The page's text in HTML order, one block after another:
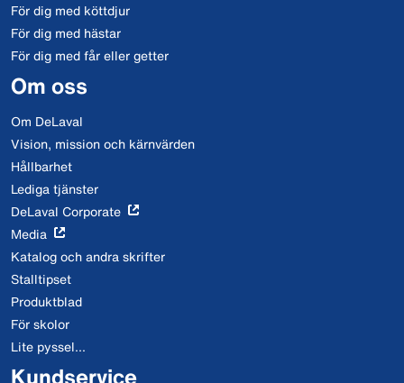
För dig med köttdjur
För dig med hästar
För dig med får eller getter
Om oss
Om DeLaval
Vision, mission och kärnvärden
Hållbarhet
Lediga tjänster
DeLaval Corporate
Media
Katalog och andra skrifter
Stalltipset
Produktblad
För skolor
Lite pyssel...